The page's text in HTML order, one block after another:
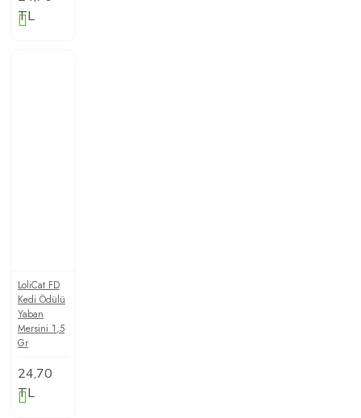
TL
LoliCat FD
Kedi Ödülü
Yaban
Mersini 1,5
Gr
24,70
TL